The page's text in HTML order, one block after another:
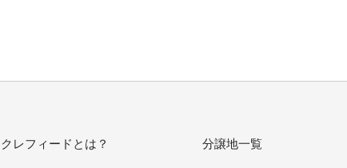
クレフィードとは？ 分譲地一覧